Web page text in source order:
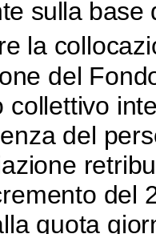
sulla
la
del
collettivo
del
del
quota